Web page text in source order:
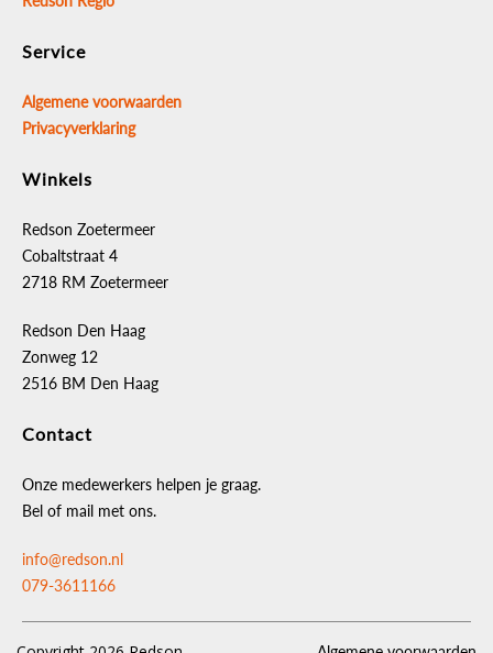
Service
Algemene voorwaarden
Privacyverklaring
Winkels
Redson Zoetermeer
Cobaltstraat 4
2718 RM Zoetermeer
Redson Den Haag
Zonweg 12
2516 BM Den Haag
Contact
Onze medewerkers helpen je graag.
Bel of mail met ons.
info@redson.nl
079-3611166